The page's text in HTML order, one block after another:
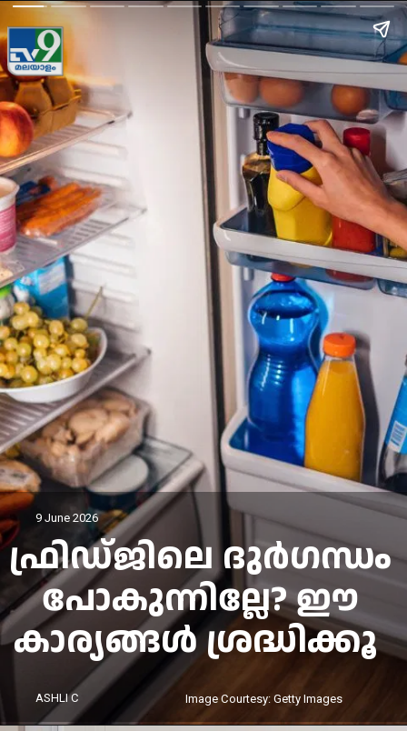
9 June 2026
ASHLI C
ഫ്രിഡ്ജിലെ ദുർഗന്ധം
പോകുന്നില്ലേ? ഈ
കാര്യങ്ങൾ ശ്രദ്ധിക്കൂ
Image Courtesy: Getty Images